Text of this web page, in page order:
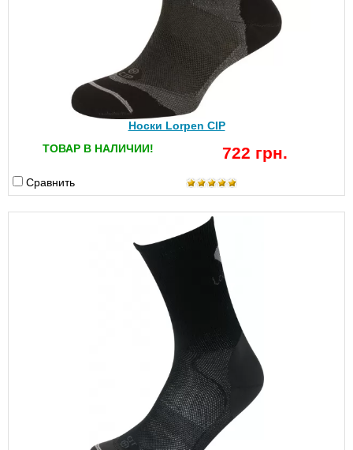
Носки Lorpen CIP
ТОВАР В НАЛИЧИИ!
722 грн.
Сравнить